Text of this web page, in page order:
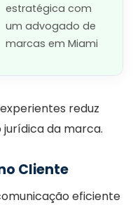
estratégica com
um advogado de
marcas em Miami
reduz
da marca.
Cliente
eficiente